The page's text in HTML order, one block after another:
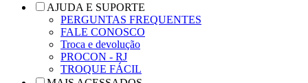
AJUDA E SUPORTE
PERGUNTAS FREQUENTES
FALE CONOSCO
Troca e devolução
PROCON - RJ
TROQUE FÁCIL